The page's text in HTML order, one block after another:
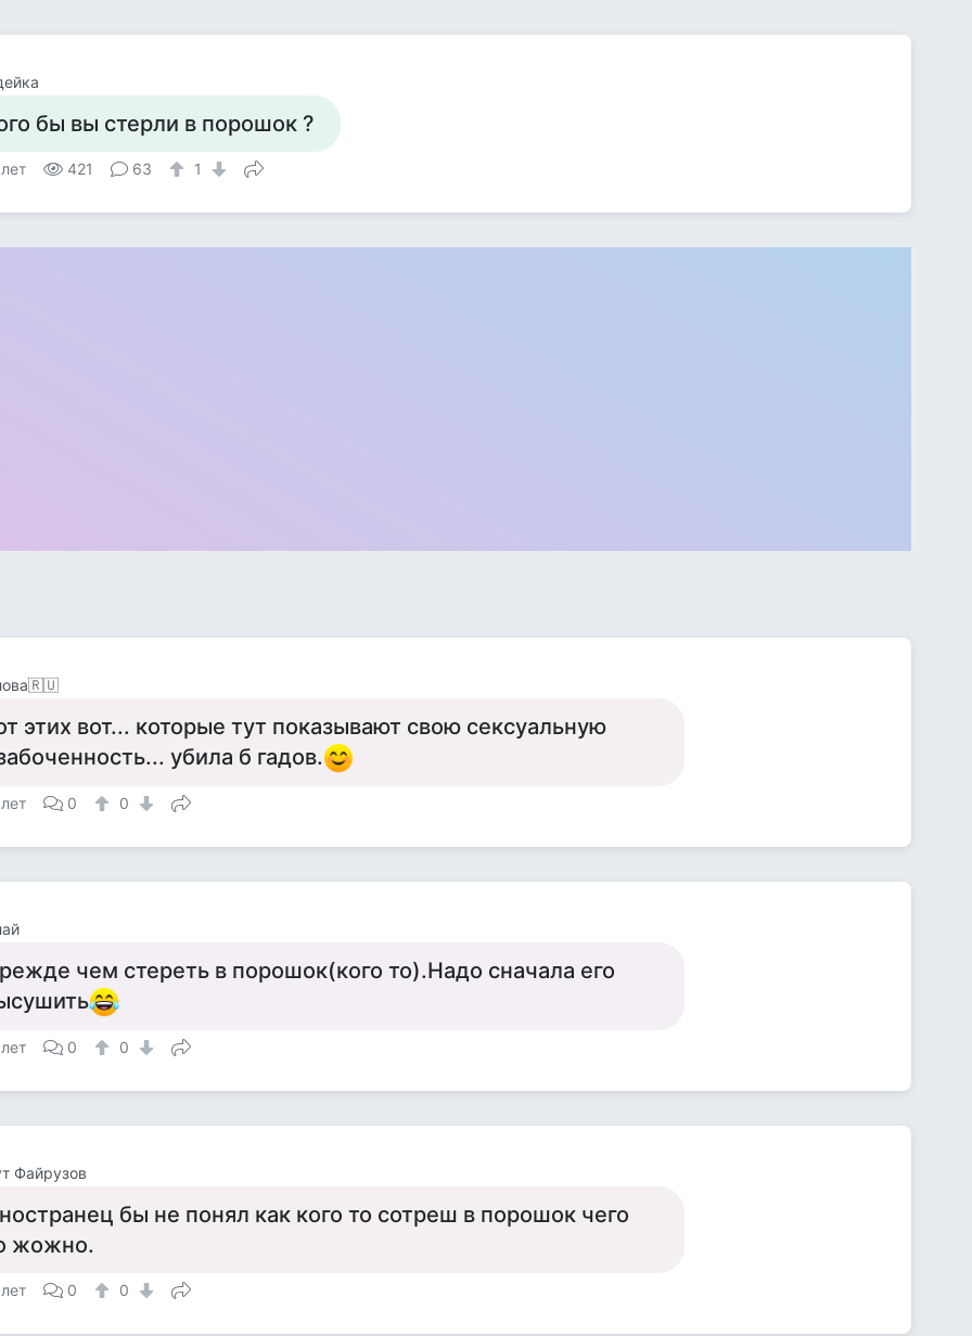
бы вы стерли в порошок ?
421 63 1
этих вот... которые тут показывают свою сексуальную
убила б гадов.
0 0
чем стереть в порошок(кого то).Надо сначала его
0 0
Файрузов
бы не понял как кого то сотреш в порошок чего
жожно.
0 0